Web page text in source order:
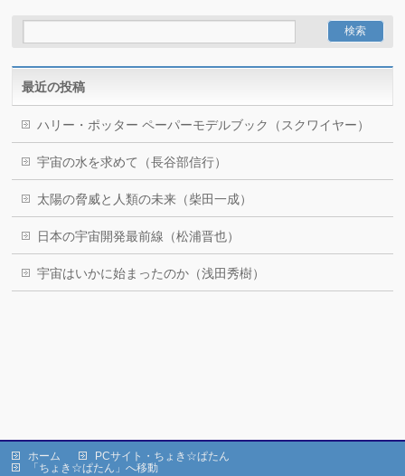
最近の投稿
ハリー・ポッター ペーパーモデルブック（スクワイヤー）
宇宙の水を求めて（長谷部信行）
太陽の脅威と人類の未来（柴田一成）
日本の宇宙開発最前線（松浦晋也）
宇宙はいかに始まったのか（浅田秀樹）
ホーム
PCサイト・ちょき☆ぱたん
「ちょき☆ぱたん」へ移動